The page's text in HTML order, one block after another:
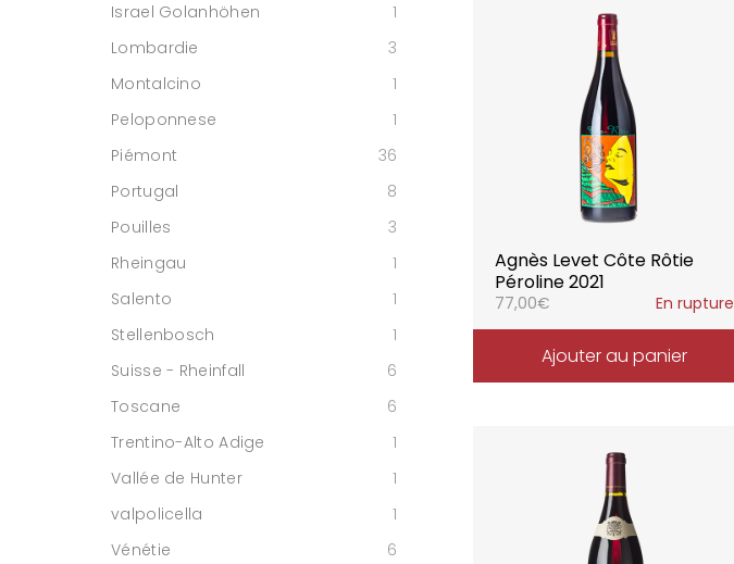
Agnès Levet Côte Rôtie
Péroline 2021
77,00€ En rupture
Ajouter au panier
Israel Golanhöhen
1
Lombardie
3
Montalcino
1
Peloponnese
1
Piémont
36
Portugal
8
Pouilles
3
Rheingau
1
Salento
1
Stellenbosch
1
Suisse - Rheinfall
6
Toscane
6
Trentino-Alto Adige
1
Vallée de Hunter
1
valpolicella
1
Vénétie
6